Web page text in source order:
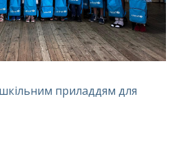
приладдям для